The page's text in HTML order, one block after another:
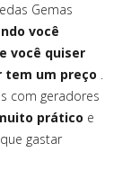
Gemas
você
você quiser
tem um preço .
com geradores
prático e
gastar